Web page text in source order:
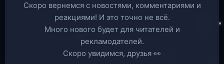
Скоро вернемся c новостями, комментариями и
реакциями! И это точно не всё.
Много нового будет для читателей и
рекламодателей.
Скоро увидимся, друзья 👀